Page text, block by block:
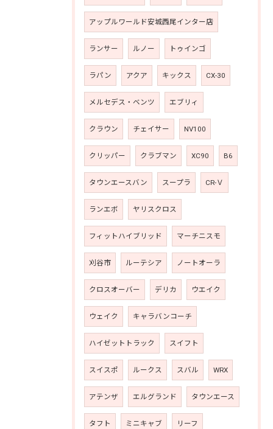
アップルワールド安城西尾インター店
ランサー ルノー トゥインゴ
ラパン アクア キックス CX-30
メルセデス・ベンツ エブリィ
クラウン チェイサー NV100
クリッパー クラブマン XC90 B6
タウンエースバン スープラ CR-Ｖ
ランエボ ヤリスクロス
フィットハイブリッド マーチニスモ
刈谷市 ルーテシア ノートオーラ
クロスオーバー デリカ ウエイク
ウェイク キャラバンコーチ
ハイゼットトラック スイフト
スイスポ ルークス スバル WRX
アテンザ エルグランド タウンエース
タフト ミニキャブ リーフ